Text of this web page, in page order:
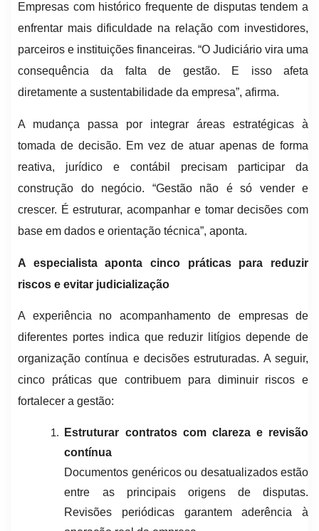
Empresas com histórico frequente de disputas tendem a
enfrentar mais dificuldade na relação com investidores,
parceiros e instituições financeiras. “O Judiciário vira uma
consequência da falta de gestão. E isso afeta
diretamente a sustentabilidade da empresa”, afirma.
A mudança passa por integrar áreas estratégicas à
tomada de decisão. Em vez de atuar apenas de forma
reativa, jurídico e contábil precisam participar da
construção do negócio. “Gestão não é só vender e
crescer. É estruturar, acompanhar e tomar decisões com
base em dados e orientação técnica”, aponta.
A especialista aponta cinco práticas para reduzir
riscos e evitar judicialização
A experiência no acompanhamento de empresas de
diferentes portes indica que reduzir litígios depende de
organização contínua e decisões estruturadas. A seguir,
cinco práticas que contribuem para diminuir riscos e
fortalecer a gestão:
Estruturar contratos com clareza e revisão
contínua
Documentos genéricos ou desatualizados estão
entre as principais origens de disputas.
Revisões periódicas garantem aderência à